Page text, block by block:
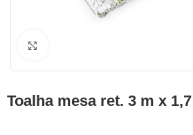
toalha mesa ret. 3 m x